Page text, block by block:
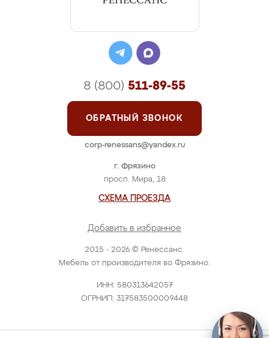
2015 - 2026 © Ренессанс.
Мебель от производителя во Фрязино.
ИНН: 580313642057
ОГРНИП: 317583500009448
г. Фрязино
просп. Мира, 18
СХЕМА ПРОЕЗДА
Добавить в избранное
8 (800) 511-89-55
ОБРАТНЫЙ ЗВОНОК
corp-renessans@yandex.ru